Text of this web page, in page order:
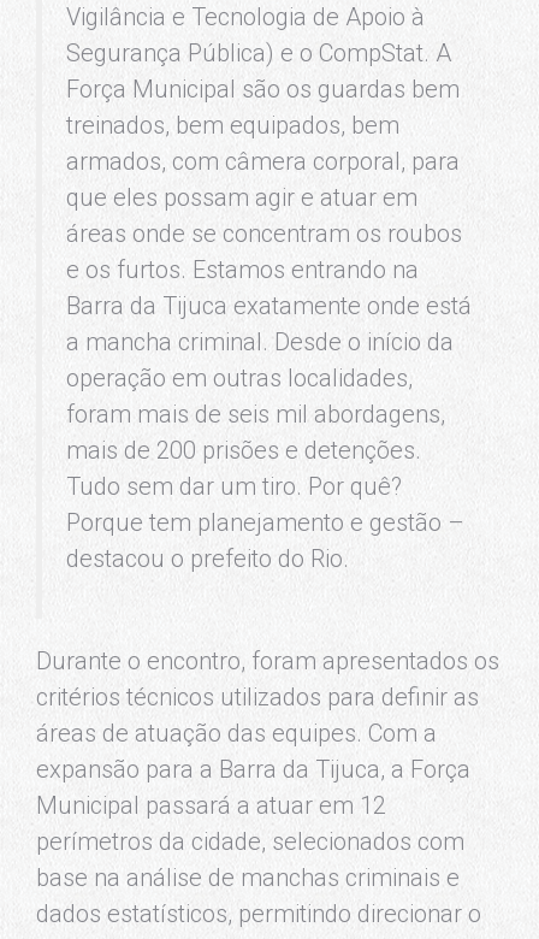
Vigilância e Tecnologia de Apoio à
Segurança Pública) e o CompStat. A
Força Municipal são os guardas bem
treinados, bem equipados, bem
armados, com câmera corporal, para
que eles possam agir e atuar em
áreas onde se concentram os roubos
e os furtos. Estamos entrando na
Barra da Tijuca exatamente onde está
a mancha criminal. Desde o início da
operação em outras localidades,
foram mais de seis mil abordagens,
mais de 200 prisões e detenções.
Tudo sem dar um tiro. Por quê?
Porque tem planejamento e gestão –
destacou o prefeito do Rio.
Durante o encontro, foram apresentados os
critérios técnicos utilizados para definir as
áreas de atuação das equipes. Com a
expansão para a Barra da Tijuca, a Força
Municipal passará a atuar em 12
perímetros da cidade, selecionados com
base na análise de manchas criminais e
dados estatísticos, permitindo direcionar o